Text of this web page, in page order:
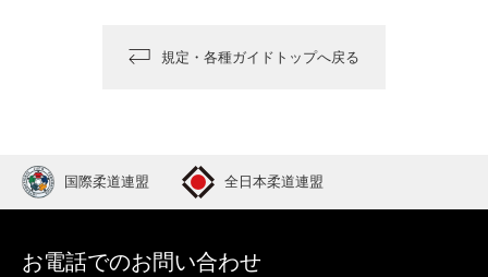
規定・各種ガイドトップへ戻る
国際柔道連盟 全日本柔道連盟
お電話でのお問い合わせ